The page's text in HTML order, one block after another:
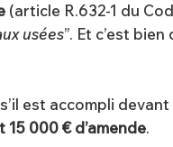
(article R.632-1 du
usées”. Et c’est
est accompli
15 000 € d’amende.